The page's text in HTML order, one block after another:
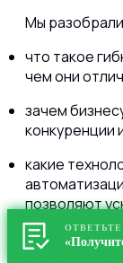
Мы
что такое
чем они
зачем
конкуренции
какие
позволяют